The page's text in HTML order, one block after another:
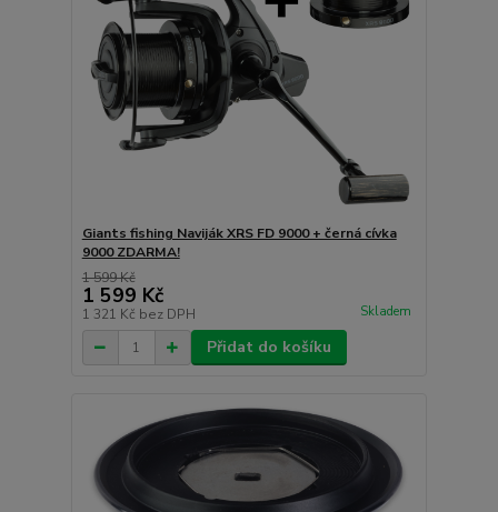
Giants fishing Naviják XRS FD 9000 + černá cívka
9000 ZDARMA!
1 599 Kč
1 599 Kč
1 321 Kč bez DPH Skladem
Přidat do košíku